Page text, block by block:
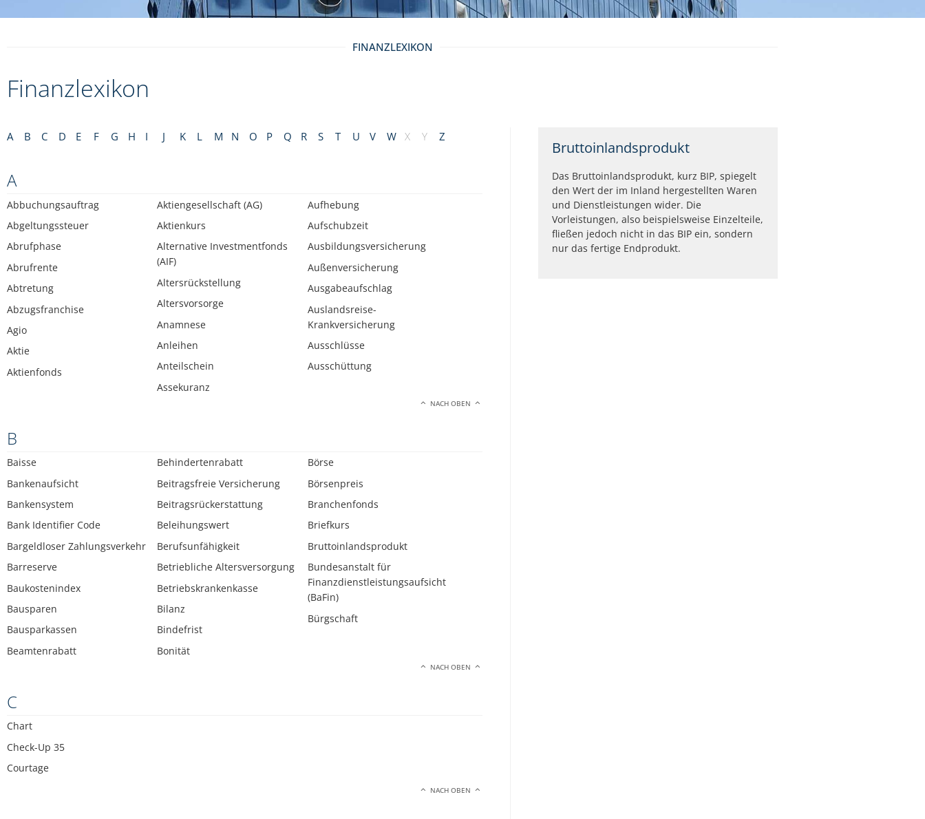
FINANZLEXIKON
Finanzlexikon
A B C D E F G H I J K L M N O P Q R S T U V W X Y Z
A
Abbuchungsauftrag
Abgeltungssteuer
Abrufphase
Abrufrente
Abtretung
Abzugsfranchise
Agio
Aktie
Aktienfonds
Aktiengesellschaft (AG)
Aktienkurs
Alternative Investmentfonds
(AIF)
Altersrückstellung
Altersvorsorge
Anamnese
Anleihen
Anteilschein
Assekuranz
Aufhebung
Aufschubzeit
Ausbildungsversicherung
Außenversicherung
Ausgabeaufschlag
Auslandsreise-
Krankversicherung
Ausschlüsse
Ausschüttung
NACH OBEN
B
Baisse
Bankenaufsicht
Bankensystem
Bank Identifier Code
Bargeldloser Zahlungsverkehr
Barreserve
Baukostenindex
Bausparen
Bausparkassen
Beamtenrabatt
Behindertenrabatt
Beitragsfreie Versicherung
Beitragsrückerstattung
Beleihungswert
Berufsunfähigkeit
Betriebliche Altersversorgung
Betriebskrankenkasse
Bilanz
Bindefrist
Bonität
Börse
Börsenpreis
Branchenfonds
Briefkurs
Bruttoinlandsprodukt
Bundesanstalt für
Finanzdienstleistungsaufsicht
(BaFin)
Bürgschaft
NACH OBEN
C
Chart
Check-Up 35
Courtage
NACH OBEN
Bruttoinlandsprodukt
Das Bruttoinlandsprodukt, kurz BIP, spiegelt
den Wert der im Inland hergestellten Waren
und Dienstleistungen wider. Die
Vorleistungen, also beispielsweise Einzelteile,
fließen jedoch nicht in das BIP ein, sondern
nur das fertige Endprodukt.